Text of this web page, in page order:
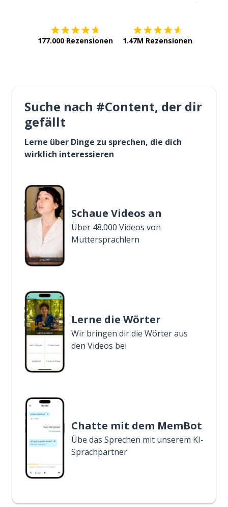
177.000 Rezensionen 1.47M Rezensionen
Suche nach #Content, der dir
gefällt
Lerne über Dinge zu sprechen, die dich
wirklich interessieren
Schaue Videos an
Über 48.000 Videos von
Muttersprachlern
Lerne die Wörter
Wir bringen dir die Wörter aus
den Videos bei
Chatte mit dem MemBot
Übe das Sprechen mit unserem KI-
Sprachpartner